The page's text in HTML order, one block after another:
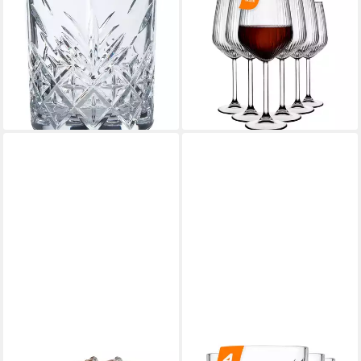
Schnapsglas Pasabahce
Timeless Whiskybecher SOF
205 ml 4er Set, Glas
ab 14,70 €
lieferbar - in 2-3 Werktagen bei dir
Weinglas Allegra Focus
Weinglas, 6-tlg., Glas,
Spülmaschinenfest, 6er-Set,
(5,08 €/ 1 Stk)
lieferbar - in 5-6 Werktagen bei dir
Gläser-Set Timeless